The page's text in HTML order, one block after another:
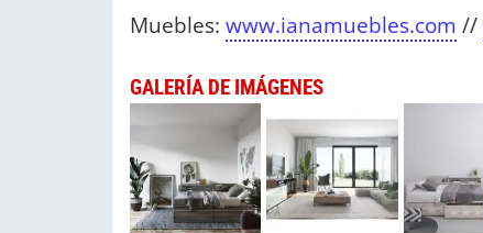
Muebles: www.ianamuebles.com //
GALERÍA DE IMÁGENES